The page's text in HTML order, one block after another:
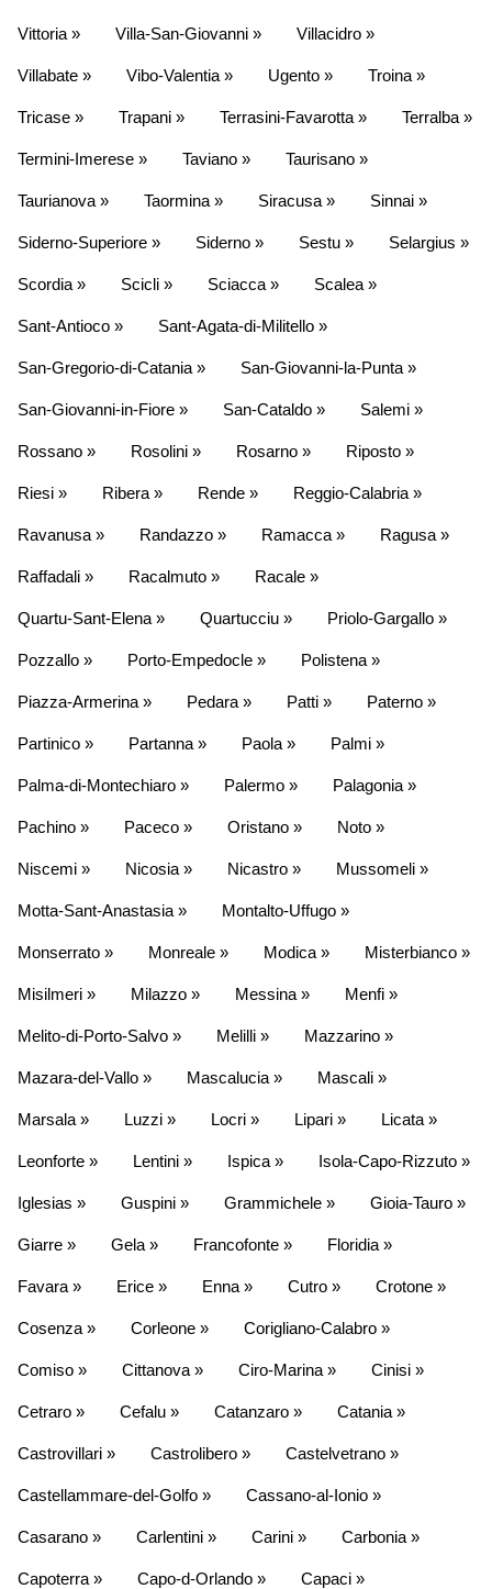
Vittoria » Villa-San-Giovanni » Villacidro »
Villabate » Vibo-Valentia » Ugento » Troina »
Tricase » Trapani » Terrasini-Favarotta » Terralba »
Termini-Imerese » Taviano » Taurisano »
Taurianova » Taormina » Siracusa » Sinnai »
Siderno-Superiore » Siderno » Sestu » Selargius »
Scordia » Scicli » Sciacca » Scalea »
Sant-Antioco » Sant-Agata-di-Militello »
San-Gregorio-di-Catania » San-Giovanni-la-Punta »
San-Giovanni-in-Fiore » San-Cataldo » Salemi »
Rossano » Rosolini » Rosarno » Riposto »
Riesi » Ribera » Rende » Reggio-Calabria »
Ravanusa » Randazzo » Ramacca » Ragusa »
Raffadali » Racalmuto » Racale »
Quartu-Sant-Elena » Quartucciu » Priolo-Gargallo »
Pozzallo » Porto-Empedocle » Polistena »
Piazza-Armerina » Pedara » Patti » Paterno »
Partinico » Partanna » Paola » Palmi »
Palma-di-Montechiaro » Palermo » Palagonia »
Pachino » Paceco » Oristano » Noto »
Niscemi » Nicosia » Nicastro » Mussomeli »
Motta-Sant-Anastasia » Montalto-Uffugo »
Monserrato » Monreale » Modica » Misterbianco »
Misilmeri » Milazzo » Messina » Menfi »
Melito-di-Porto-Salvo » Melilli » Mazzarino »
Mazara-del-Vallo » Mascalucia » Mascali »
Marsala » Luzzi » Locri » Lipari » Licata »
Leonforte » Lentini » Ispica » Isola-Capo-Rizzuto »
Iglesias » Guspini » Grammichele » Gioia-Tauro »
Giarre » Gela » Francofonte » Floridia »
Favara » Erice » Enna » Cutro » Crotone »
Cosenza » Corleone » Corigliano-Calabro »
Comiso » Cittanova » Ciro-Marina » Cinisi »
Cetraro » Cefalu » Catanzaro » Catania »
Castrovillari » Castrolibero » Castelvetrano »
Castellammare-del-Golfo » Cassano-al-Ionio »
Casarano » Carlentini » Carini » Carbonia »
Capoterra » Capo-d-Orlando » Capaci »